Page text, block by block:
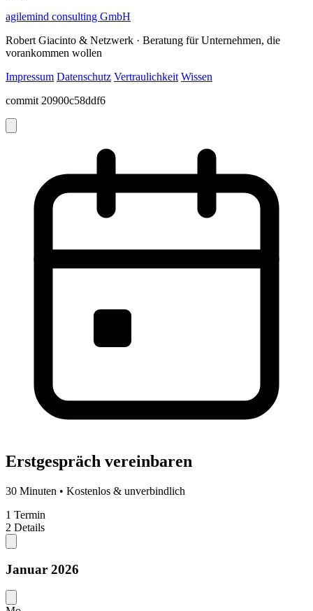
agilemind consulting GmbH
Robert Giacinto & Netzwerk · Beratung für Unternehmen, die
vorankommen wollen
Impressum Datenschutz Vertraulichkeit Wissen
commit 20900c58ddf6
Erstgespräch vereinbaren
30 Minuten • Kostenlos & unverbindlich
1 Termin
2 Details
Januar 2026